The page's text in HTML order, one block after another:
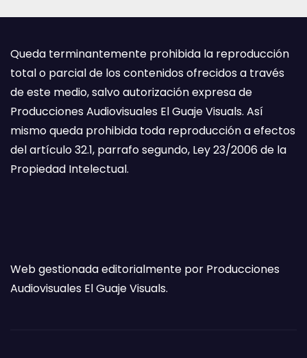
Queda terminantemente prohibida la reproducción
total o parcial de los contenidos ofrecidos a través
de este medio, salvo autorización expresa de
Producciones Audiovisuales El Guaje Visuals. Así
mismo queda prohibida toda reproducción a efectos
del artículo 32.1, parrafo segundo, Ley 23/2006 de la
Propiedad Intelectual.
Web gestionada editorialmente por Producciones
Audiovisuales El Guaje Visuals.